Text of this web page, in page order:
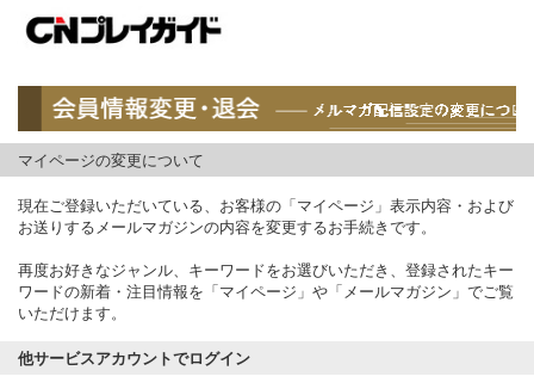
マイページの変更について
現在ご登録いただいている、お客様の「マイページ」表示内容・および
お送りするメールマガジンの内容を変更するお手続きです。
再度お好きなジャンル、キーワードをお選びいただき、登録されたキー
ワードの新着・注目情報を「マイページ」や「メールマガジン」でご覧
いただけます。
他サービスアカウントでログイン